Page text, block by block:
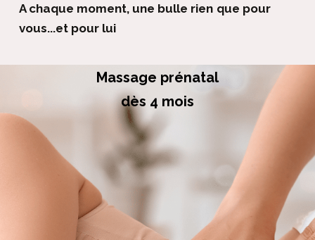
A chaque moment, une bulle rien que pour
vous...et pour lui
Massage prénatal
dès 4 mois